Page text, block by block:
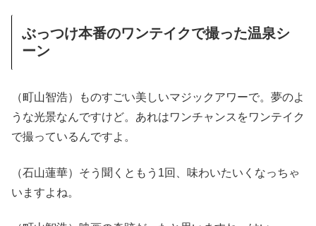
ぶっつけ本番のワンテイクで撮った温泉シ
ーン
（町山智浩）ものすごい美しいマジックアワーで。夢のよ
うな光景なんですけど。あれはワンチャンスをワンテイク
で撮っているんですよ。
（石山蓮華）そう聞くともう1回、味わいたいくなっちゃ
いますよね。